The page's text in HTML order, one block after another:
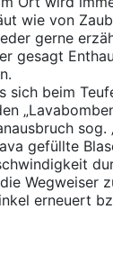
wie von
gerne
gesagt
sich beim
sog.
gefüllte
Wegweiser
erneuert